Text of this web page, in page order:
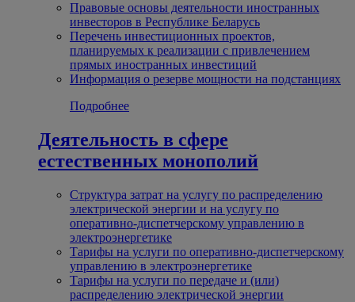
Правовые основы деятельности иностранных
инвесторов в Республике Беларусь
Перечень инвестиционных проектов,
планируемых к реализации с привлечением
прямых иностранных инвестиций
Информация о резерве мощности на подстанциях
Подробнее
Деятельность в сфере
естественных монополий
Структура затрат на услугу по распределению
электрической энергии и на услугу по
оперативно-диспетчерскому управлению в
электроэнергетике
Тарифы на услуги по оперативно-диспетчерскому
управлению в электроэнергетике
Тарифы на услуги по передаче и (или)
распределению электрической энергии